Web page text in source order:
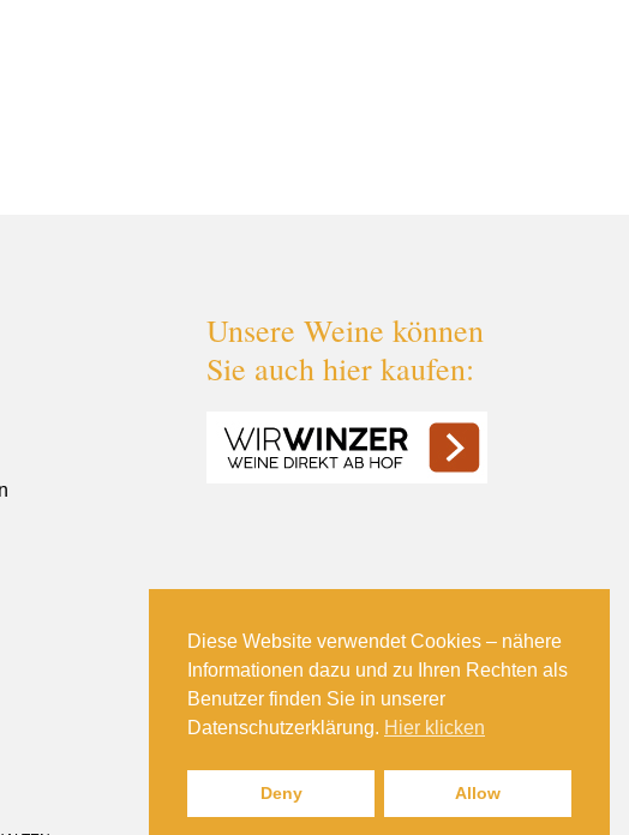
Unsere Weine können
Sie auch hier kaufen:
Diese Website verwendet Cookies – nähere
Informationen dazu und zu Ihren Rechten als
Benutzer finden Sie in unserer
Datenschutzerklärung. Hier klicken
Deny Allow